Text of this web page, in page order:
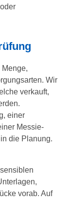
oder
Wir
verkauft,
einer
Messie-
die Planung.
vorab. Auf